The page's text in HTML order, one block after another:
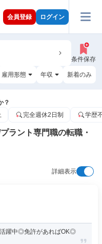
会員登録 ログイン
条件保存
雇用形態 年収 新着のみ
？
完全週休2日制 学歴
ラント専門職の転職・
詳細表示
活躍中◎免許があればOK◎